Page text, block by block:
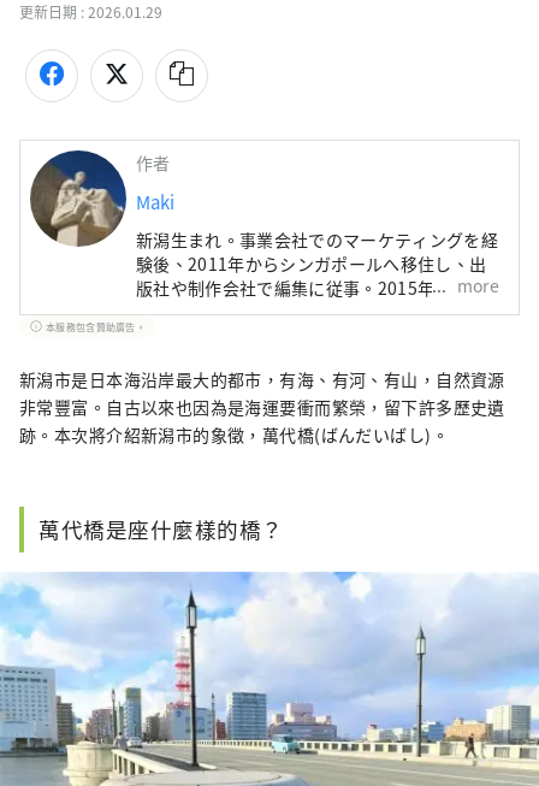
更新日期 :2026.01.29
作者
Maki
新潟生まれ。事業会社でのマーケティングを経
験後、2011年からシンガポールへ移住し、出
版社や制作会社で編集に従事。2015年に日本
へ帰国しMATCHAのライターに。国内外を旅行
する中で見つけた新しい発見を、多くの人とシ
more
本服務包含贊助廣告。
新潟市是日本海沿岸最大的都市，有海、有河、有山，自然資源
非常豐富。自古以來也因為是海運要衝而繁榮，留下許多歷史遺
跡。本次將介紹新潟市的象徵，萬代橋(ばんだいばし)。
萬代橋是座什麼樣的橋？